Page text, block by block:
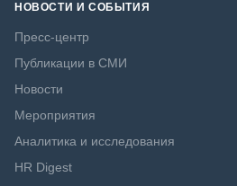
НОВОСТИ И СОБЫТИЯ
Пресс-центр
Публикации в СМИ
Новости
Мероприятия
Аналитика и исследования
HR Digest